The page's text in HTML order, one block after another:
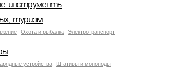
инструменты
туризм
Охота и рыбалка Электротранспорт
устройства Штативы и моноподы